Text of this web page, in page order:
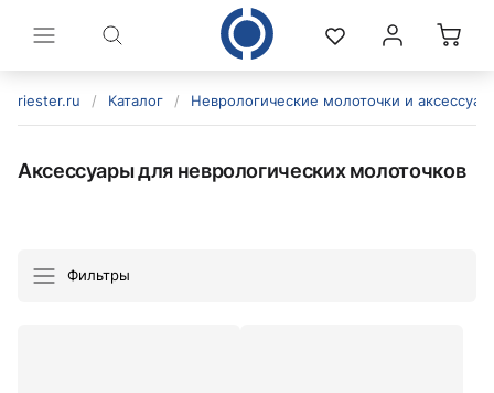
riester.ru / Каталог / Неврологические молоточки и
Аксессуары для неврологических молоточков
Фильтры